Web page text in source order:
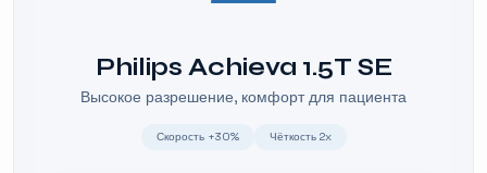
Philips Achieva 1.5T SE
Высокое разрешение, комфорт для пациента
Скорость +30% Чёткость 2x